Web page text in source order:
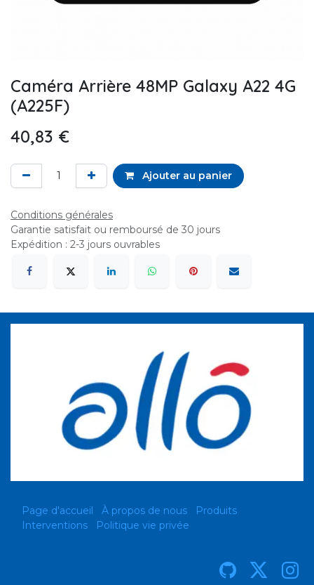
Caméra Arrière 48MP Galaxy A22 4G
(A225F)
40,83 €
Ajouter au panier
Conditions générales
Garantie satisfait ou remboursé de 30 jours
Expédition : 2-3 jours ouvrables
Page d'accueil À propos de nous
Produits
Interventions
Politique vie privée